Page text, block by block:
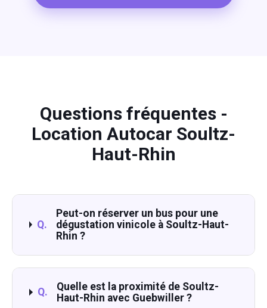
Questions fréquentes -
Location Autocar Soultz-
Haut-Rhin
Q.
Peut-on réserver un bus pour une
dégustation vinicole à Soultz-Haut-
Rhin ?
Q.
Quelle est la proximité de Soultz-
Haut-Rhin avec Guebwiller ?